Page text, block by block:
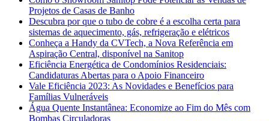
Projetos de Casas de Banho
Descubra por que o tubo de cobre é a escolha certa para
sistemas de aquecimento, gás, refrigeração e elétricos
Conheça a Handy da CVTech, a Nova Referência em
Aspiração Central, disponível na Sanitop
Eficiência Energética de Condomínios Residenciais:
Candidaturas Abertas para o Apoio Financeiro
Vale Eficiência 2023: As Novidades e Benefícios para
Famílias Vulneráveis
Água Quente Instantânea: Economize ao Fim do Mês com
Bombas Circuladoras